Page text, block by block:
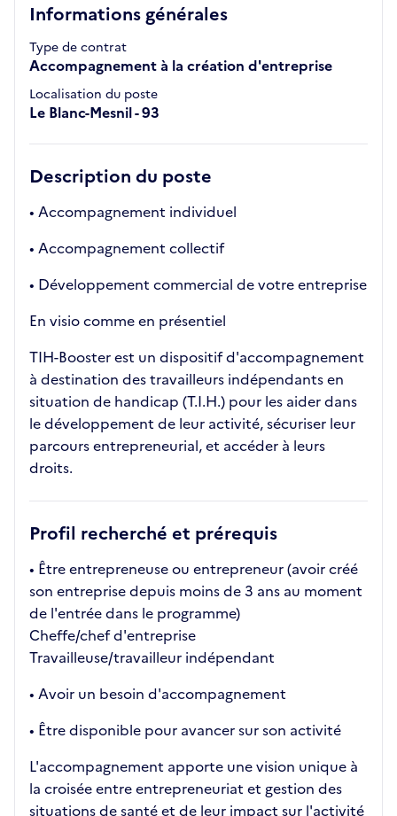
Informations générales
Type de contrat
Accompagnement à la création d'entreprise
Localisation du poste
Le Blanc-Mesnil - 93
Description du poste
• Accompagnement individuel
• Accompagnement collectif
• Développement commercial de votre entreprise
En visio comme en présentiel
TIH-Booster est un dispositif d'accompagnement
à destination des travailleurs indépendants en
situation de handicap (T.I.H.) pour les aider dans
le développement de leur activité, sécuriser leur
parcours entrepreneurial, et accéder à leurs
droits.
Profil recherché et prérequis
• Être entrepreneuse ou entrepreneur (avoir créé
son entreprise depuis moins de 3 ans au moment
de l'entrée dans le programme)
Cheffe/chef d'entreprise
Travailleuse/travailleur indépendant
• Avoir un besoin d'accompagnement
• Être disponible pour avancer sur son activité
L'accompagnement apporte une vision unique à
la croisée entre entrepreneuriat et gestion des
situations de santé et de leur impact sur l'activité